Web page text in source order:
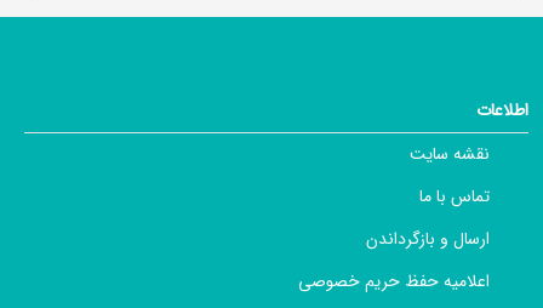
اطلاعات
نقشه سایت
تماس با ما
ارسال و بازگرداندن
اعلامیه حفظ حریم خصوصی